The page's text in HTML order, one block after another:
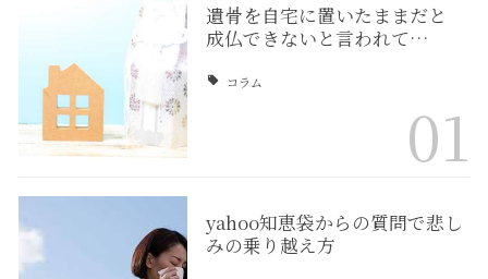
遺骨を自宅に置いたままだと
成仏できないと言われて…
コラム
01
yahoo知恵袋からの質問で悲し
みの乗り越え方